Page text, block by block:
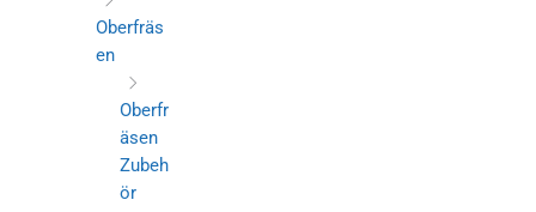
Oberfräs
en
Oberfr
äsen
Zubeh
ör